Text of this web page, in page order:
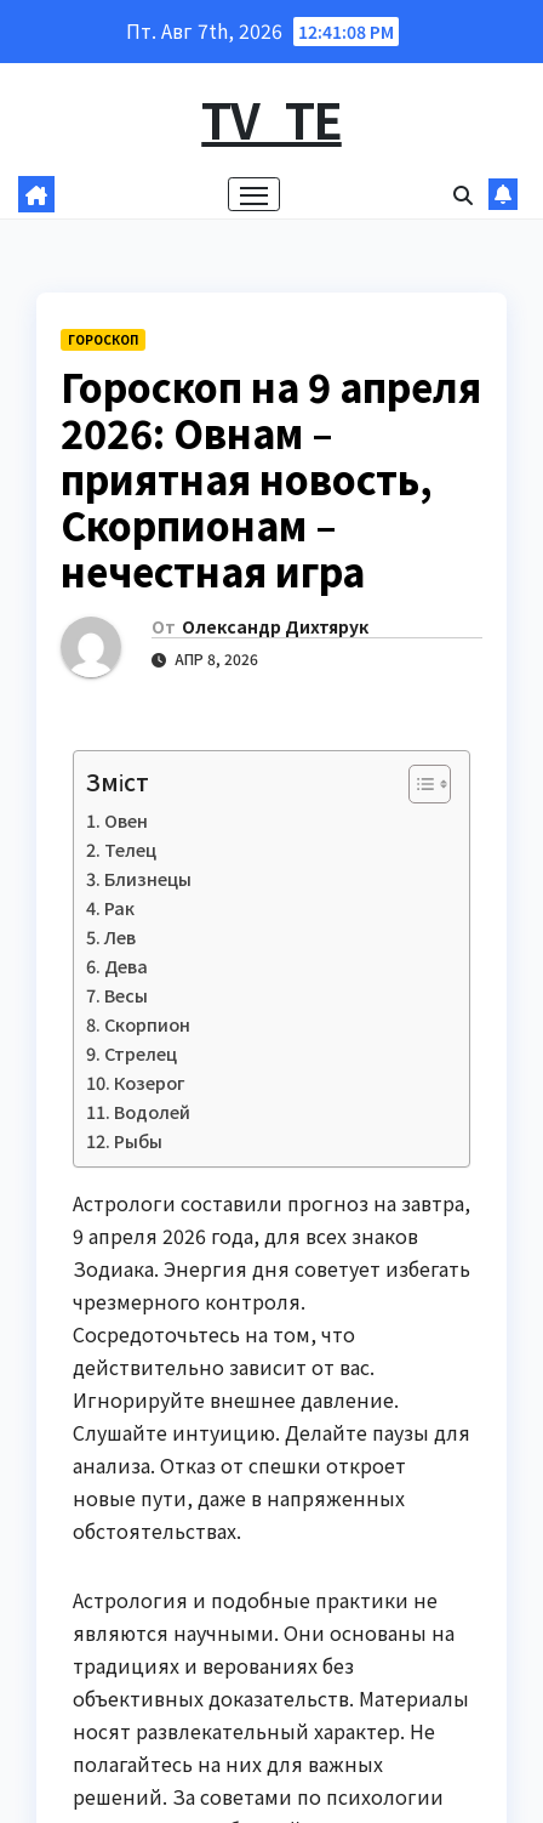
Пт. Авг 7th, 2026 12:41:09 PM
TV_TE
ГОРОСКОП
Гороскоп на 9 апреля
2026: Овнам –
приятная новость,
Скорпионам –
нечестная игра
От Олександр Дихтярук
АПР 8, 2026
Зміст
Овен
Телец
Близнецы
Рак
Лев
Дева
Весы
Скорпион
Стрелец
Козерог
Водолей
Рыбы
Астрологи составили прогноз на завтра,
9 апреля 2026 года, для всех знаков
Зодиака. Энергия дня советует избегать
чрезмерного контроля.
Сосредоточьтесь на том, что
действительно зависит от вас.
Игнорируйте внешнее давление.
Слушайте интуицию. Делайте паузы для
анализа. Отказ от спешки откроет
новые пути, даже в напряженных
обстоятельствах.
Астрология и подобные практики не
являются научными. Они основаны на
традициях и верованиях без
объективных доказательств. Материалы
носят развлекательный характер. Не
полагайтесь на них для важных
решений. За советами по психологии